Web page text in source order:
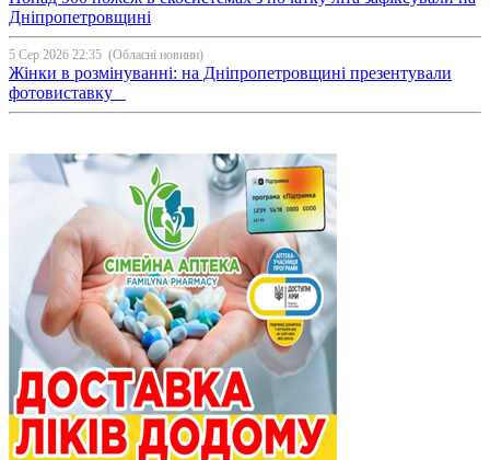
Дніпропетровщині
5 Сер 2026 22:35 (Обласні новини)
Жінки в розмінуванні: на Дніпропетровщині презентували
фотовиставку